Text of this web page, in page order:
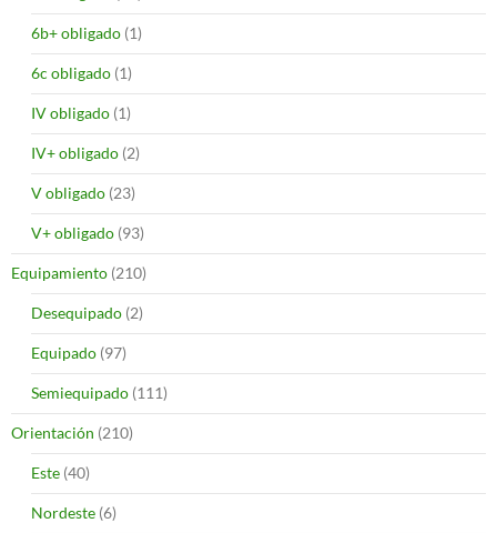
6b+ obligado (1)
6c obligado (1)
IV obligado (1)
IV+ obligado (2)
V obligado (23)
V+ obligado (93)
Equipamiento (210)
Desequipado (2)
Equipado (97)
Semiequipado (111)
Orientación (210)
Este (40)
Nordeste (6)